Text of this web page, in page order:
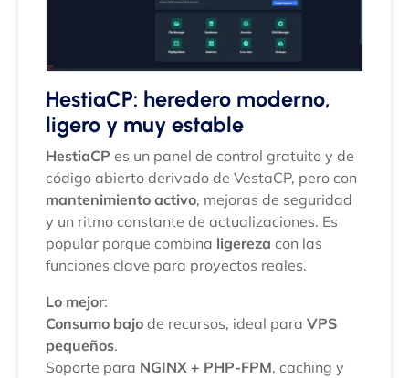
HestiaCP: heredero moderno,
ligero y muy estable
HestiaCP es un panel de control gratuito y de
código abierto derivado de VestaCP, pero con
mantenimiento activo, mejoras de seguridad
y un ritmo constante de actualizaciones. Es
popular porque combina ligereza con las
funciones clave para proyectos reales.
Lo mejor:
Consumo bajo de recursos, ideal para VPS
pequeños.
Soporte para NGINX + PHP-FPM, caching y